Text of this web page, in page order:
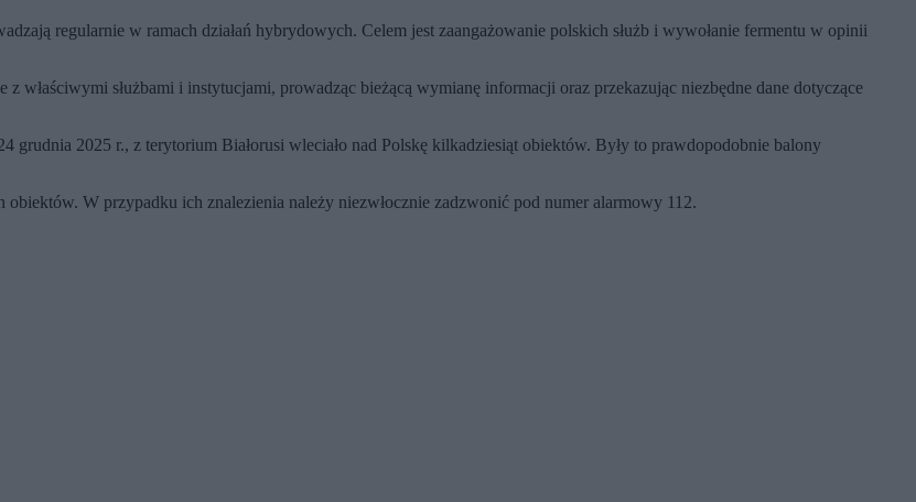
regularnie w ramach działań hybrydowych. Celem jest zaangażowanie polskich służb i wywołanie fermentu w opinii
właściwymi służbami i instytucjami, prowadząc bieżącą wymianę informacji oraz przekazując niezbędne dane dotyczące
grudnia 2025 r., z terytorium Białorusi wleciało nad Polskę kilkadziesiąt obiektów. Były to prawdopodobnie balony
W przypadku ich znalezienia należy niezwłocznie zadzwonić pod numer alarmowy 112.